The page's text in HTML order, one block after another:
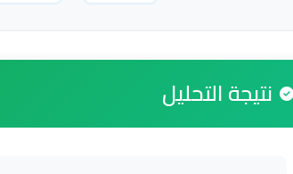
نتيجة التحليل